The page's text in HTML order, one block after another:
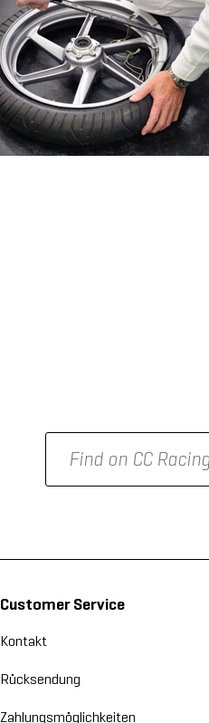
Customer Service
Kontakt
Rücksendung
Zahlungsmöglichkeiten